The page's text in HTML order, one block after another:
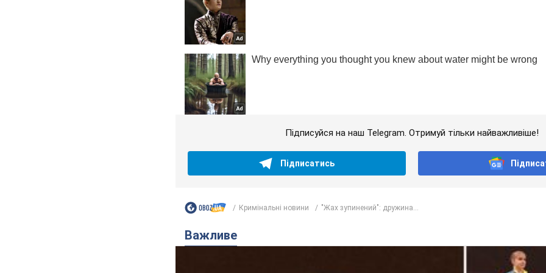
Підписуйся на наш Telegram. Отримуй тільки найважливіше!
Підписатись
Кримінальні новини "Жах зупинений": дружина...
Важливе